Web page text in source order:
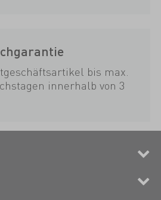
bis max.
innerhalb von 3